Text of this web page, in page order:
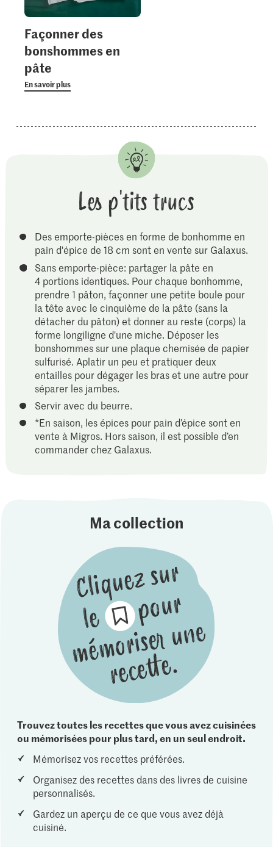
Façonner des
bonshommes en
pâte
En savoir plus
Les p'tits trucs
Des emporte-pièces en forme de bonhomme en
pain d'épice de 18 cm sont en vente sur Galaxus.
Sans emporte-pièce: partager la pâte en
4 portions identiques. Pour chaque bonhomme,
prendre 1 pâton, façonner une petite boule pour
la tête avec le cinquième de la pâte (sans la
détacher du pâton) et donner au reste (corps) la
forme longiligne d'une miche. Déposer les
bonshommes sur une plaque chemisée de papier
sulfurisé. Aplatir un peu et pratiquer deux
entailles pour dégager les bras et une autre pour
séparer les jambes.
Servir avec du beurre.
*En saison, les épices pour pain d’épice sont en
vente à Migros. Hors saison, il est possible d’en
commander chez Galaxus.
Ma collection
Trouvez toutes les recettes que vous avez cuisinées
ou mémorisées pour plus tard, en un seul endroit.
Mémorisez vos recettes préférées.
Organisez des recettes dans des livres de cuisine
personnalisés.
Gardez un aperçu de ce que vous avez déjà
cuisiné.